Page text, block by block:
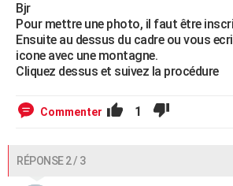
FORUM
Bricolage
Lifestyle
Culture
Sport
Auto
Television
Voyage
Cinema
Bjr
Pour mettre une photo, il faut être
Ensuite au dessus du cadre ou vous
icone avec une montagne.
Cliquez dessus et suivez la procédure
Commenter 1
RÉPONSE 2 / 3